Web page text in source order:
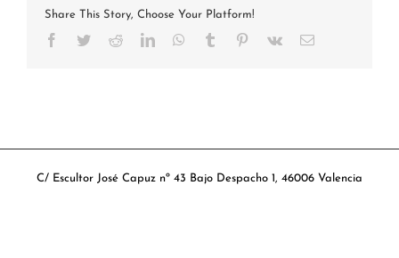
Share This Story, Choose Your Platform!
Facebook
TwitterRedditLinkedInWhatsApp
Tumblr Pinterest
Vk
Correo
C/ Escultor José Capuz nº 43 Bajo Despacho 1, 46006 Valencia